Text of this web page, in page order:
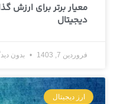
معیار برتر برای ارزش
دیجیتال
فروردین 7, 1403 بدون
ارز دیجیتال